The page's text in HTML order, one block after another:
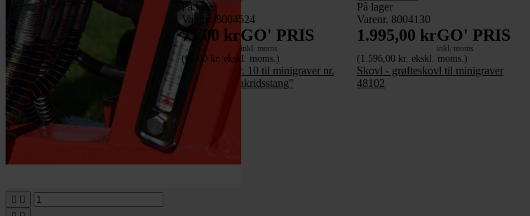
 
På lager
Varenr. 8004524
75,00 krGO' PRIS
inkl. moms
(60,00 kr. ekskl. moms.)
Reservedel nr. 10 til minigraver nr.
SP48102 - "lakridsstang"
På lager
Varenr. 8004130
1.995,00 krGO' PRIS
inkl. moms
(1.596,00 kr. ekskl. moms.)
Skovl - grøfteskovl til minigraver
48102